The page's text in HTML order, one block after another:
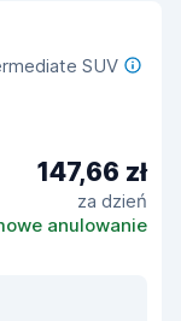
SUV
147,66 zł
za dzień
anulowanie